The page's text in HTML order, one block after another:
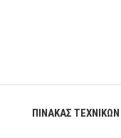
ΠΙΝΑΚΑΣ